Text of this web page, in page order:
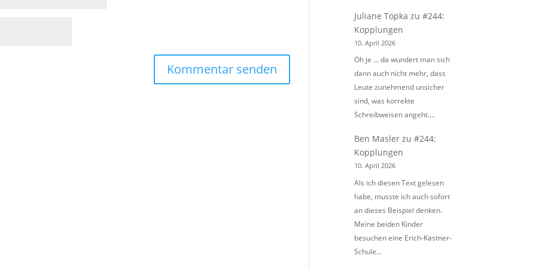
Juliane Topka zu#244:
Kopplungen
10. April 2026
Oh je ... da wundert man sich
dann auch nicht mehr, dass
Leute zunehmend unsicher
sind, was korrekte
Schreibweisen angeht.…
Ben Masler zu#244:
Kopplungen
10. April 2026
Als ich diesen Text gelesen
habe, musste ich auch sofort
an dieses Beispiel denken.
Meine beiden Kinder
besuchen eine Erich-Kästner-
Schule…